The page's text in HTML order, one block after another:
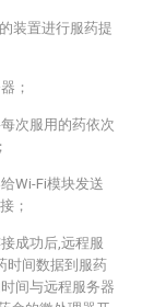
装置进行服药提
；
次服用的药依次
Wi-Fi模块发送
；
成功后,远程服
时间数据到服药
间与远程服务器